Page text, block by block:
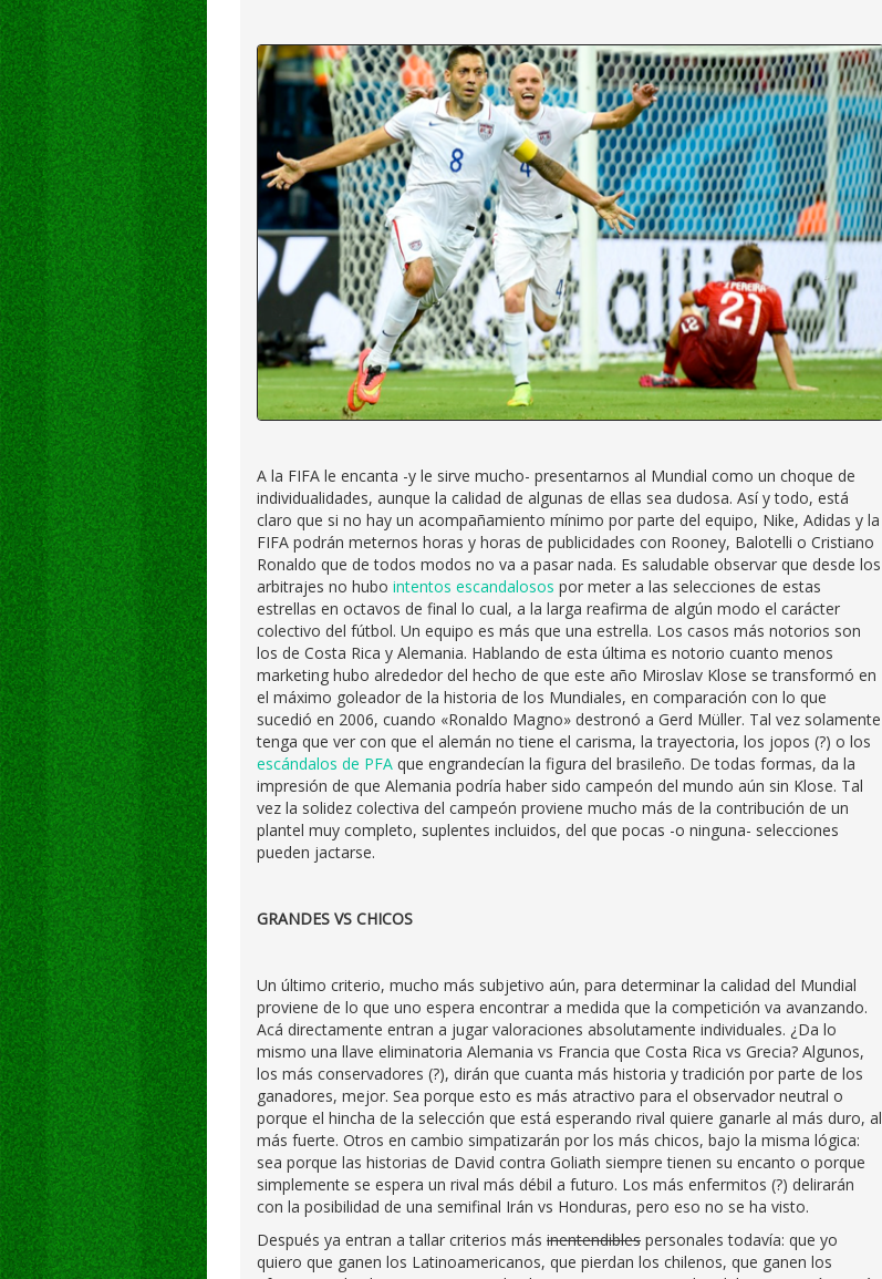
A la FIFA le encanta -y le sirve mucho- presentarnos al Mundial como un choque de
individualidades, aunque la calidad de algunas de ellas sea dudosa. Así y todo, está
claro que si no hay un acompañamiento mínimo por parte del equipo, Nike, Adidas y la
FIFA podrán meternos horas y horas de publicidades con Rooney, Balotelli o Cristiano
Ronaldo que de todos modos no va a pasar nada. Es saludable observar que desde los
arbitrajes no hubo intentos escandalosos por meter a las selecciones de estas
estrellas en octavos de final lo cual, a la larga reafirma de algún modo el carácter
colectivo del fútbol. Un equipo es más que una estrella. Los casos más notorios son
los de Costa Rica y Alemania. Hablando de esta última es notorio cuanto menos
marketing hubo alrededor del hecho de que este año Miroslav Klose se transformó en
el máximo goleador de la historia de los Mundiales, en comparación con lo que
sucedió en 2006, cuando «Ronaldo Magno» destronó a Gerd Müller. Tal vez solamente
tenga que ver con que el alemán no tiene el carisma, la trayectoria, los jopos (?) o los
escándalos de PFA que engrandecían la figura del brasileño. De todas formas, da la
impresión de que Alemania podría haber sido campeón del mundo aún sin Klose. Tal
vez la solidez colectiva del campeón proviene mucho más de la contribución de un
plantel muy completo, suplentes incluidos, del que pocas -o ninguna- selecciones
pueden jactarse.
GRANDES VS CHICOS
Un último criterio, mucho más subjetivo aún, para determinar la calidad del Mundial
proviene de lo que uno espera encontrar a medida que la competición va avanzando.
Acá directamente entran a jugar valoraciones absolutamente individuales. ¿Da lo
mismo una llave eliminatoria Alemania vs Francia que Costa Rica vs Grecia? Algunos,
los más conservadores (?), dirán que cuanta más historia y tradición por parte de los
ganadores, mejor. Sea porque esto es más atractivo para el observador neutral o
porque el hincha de la selección que está esperando rival quiere ganarle al más duro, al
más fuerte. Otros en cambio simpatizarán por los más chicos, bajo la misma lógica:
sea porque las historias de David contra Goliath siempre tienen su encanto o porque
simplemente se espera un rival más débil a futuro. Los más enfermitos (?) delirarán
con la posibilidad de una semifinal Irán vs Honduras, pero eso no se ha visto.
Después ya entran a tallar criterios más inentendibles personales todavía: que yo
quiero que ganen los Latinoamericanos, que pierdan los chilenos, que ganen los